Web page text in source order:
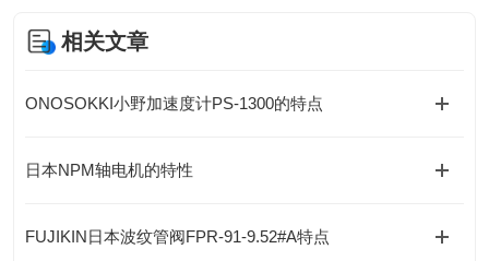
相关文章
ONOSOKKI小野加速度计PS-1300的特点
日本NPM轴电机的特性
FUJIKIN日本波纹管阀FPR-91-9.52#A特点